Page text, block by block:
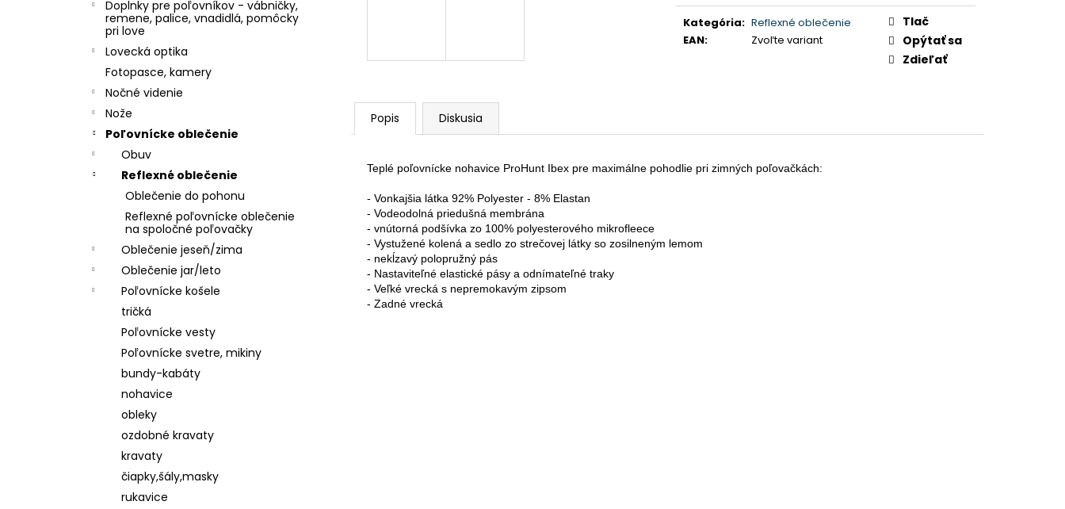
Doplnky pre poľovníkov - vábničky,
remene, palice, vnadidlá, pomôcky
pri love
Lovecká optika
Fotopasce, kamery
Nočné videnie
Nože
Poľovnícke oblečenie
Obuv
Reflexné oblečenie
Oblečenie do pohonu
Reflexné poľovnícke oblečenie
na spoločné poľovačky
Oblečenie jeseň/zima
Oblečenie jar/leto
Poľovnícke košele
tričká
Poľovnícke vesty
Poľovnícke svetre, mikiny
bundy-kabáty
nohavice
obleky
ozdobné kravaty
kravaty
čiapky,šály,masky
rukavice
Kategória: Reflexné oblečenie
EAN: Zvoľte variant
Tlač
Opýtať sa
Zdieľať
Popis Diskusia
Teplé poľovnícke nohavice ProHunt Ibex pre maximálne pohodlie pri zimných poľovačkách:
- Vonkajšia látka 92% Polyester - 8% Elastan
- Vodeodolná priedušná membrána
- vnútorná podšívka zo 100% polyesterového mikrofleece
- Vystužené kolená a sedlo zo strečovej látky so zosilneným lemom
- nekĺzavý polopružný pás
- Nastaviteľné elastické pásy a odnímateľné traky
- Veľké vrecká s nepremokavým zipsom